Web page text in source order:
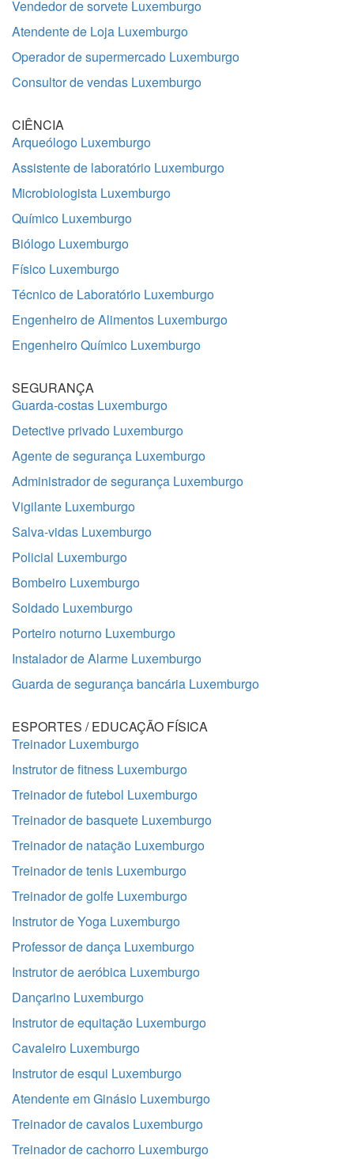
Vendedor de sorvete Luxemburgo
Atendente de Loja Luxemburgo
Operador de supermercado Luxemburgo
Consultor de vendas Luxemburgo
CIÊNCIA
Arqueólogo Luxemburgo
Assistente de laboratório Luxemburgo
Microbiologista Luxemburgo
Químico Luxemburgo
Biólogo Luxemburgo
Físico Luxemburgo
Técnico de Laboratório Luxemburgo
Engenheiro de Alimentos Luxemburgo
Engenheiro Químico Luxemburgo
SEGURANÇA
Guarda-costas Luxemburgo
Detective privado Luxemburgo
Agente de segurança Luxemburgo
Administrador de segurança Luxemburgo
Vigilante Luxemburgo
Salva-vidas Luxemburgo
Policial Luxemburgo
Bombeiro Luxemburgo
Soldado Luxemburgo
Porteiro noturno Luxemburgo
Instalador de Alarme Luxemburgo
Guarda de segurança bancária Luxemburgo
ESPORTES / EDUCAÇÃO FÍSICA
Treinador Luxemburgo
Instrutor de fitness Luxemburgo
Treinador de futebol Luxemburgo
Treinador de basquete Luxemburgo
Treinador de natação Luxemburgo
Treinador de tenis Luxemburgo
Treinador de golfe Luxemburgo
Instrutor de Yoga Luxemburgo
Professor de dança Luxemburgo
Instrutor de aeróbica Luxemburgo
Dançarino Luxemburgo
Instrutor de equitação Luxemburgo
Cavaleiro Luxemburgo
Instrutor de esqui Luxemburgo
Atendente em Ginásio Luxemburgo
Treinador de cavalos Luxemburgo
Treinador de cachorro Luxemburgo